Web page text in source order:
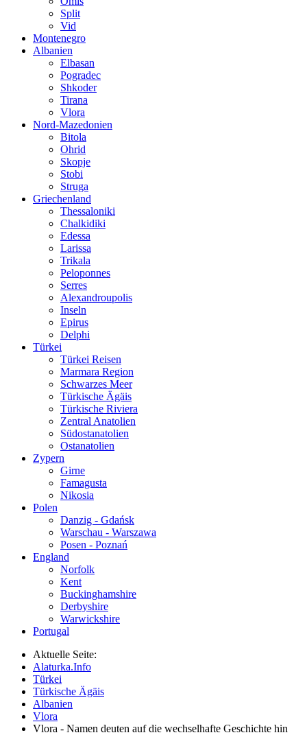
Split
Vid
Montenegro
Albanien
Elbasan
Pogradec
Shkoder
Tirana
Vlora
Nord-Mazedonien
Bitola
Ohrid
Skopje
Stobi
Struga
Griechenland
Thessaloniki
Chalkidiki
Edessa
Larissa
Trikala
Peloponnes
Serres
Alexandroupolis
Inseln
Epirus
Delphi
Türkei
Türkei Reisen
Marmara Region
Schwarzes Meer
Türkische Ägäis
Türkische Riviera
Zentral Anatolien
Südostanatolien
Ostanatolien
Zypern
Girne
Famagusta
Nikosia
Polen
Danzig - Gdańsk
Warschau - Warszawa
Posen - Poznań
England
Norfolk
Kent
Buckinghamshire
Derbyshire
Warwickshire
Portugal
Aktuelle Seite:
Alaturka.Info
Türkei
Türkische Ägäis
Albanien
Vlora
Vlora - Namen deuten auf die wechselhafte Geschichte hin